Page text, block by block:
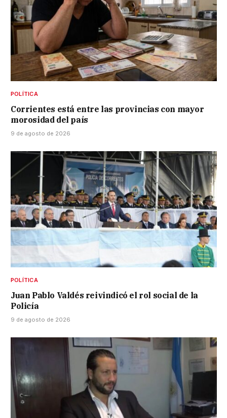
POLÍTICA
Corrientes está entre las provincias con mayor
morosidad del país
9 de agosto de 2026
POLÍTICA
Juan Pablo Valdés reivindicó el rol social de la
Policía
9 de agosto de 2026